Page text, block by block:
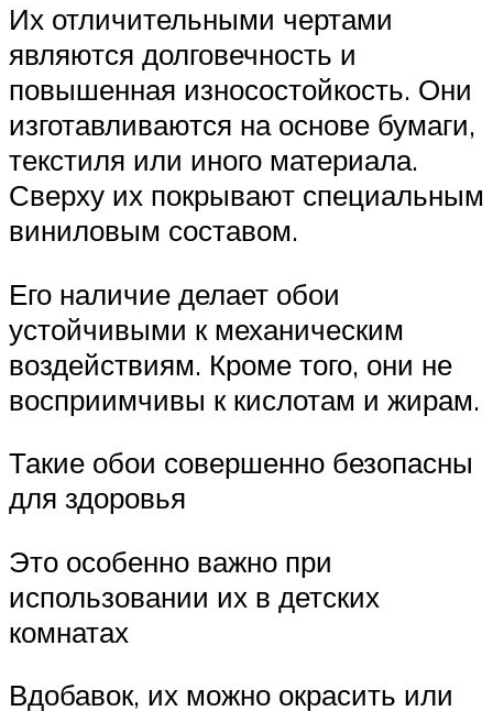
Их отличительными чертами
являются долговечность и
повышенная износостойкость. Они
изготавливаются на основе бумаги,
текстиля или иного материала.
Сверху их покрывают специальным
виниловым составом.
Его наличие делает обои
устойчивыми к механическим
воздействиям. Кроме того, они не
восприимчивы к кислотам и жирам.
Такие обои совершенно безопасны
для здоровья
Это особенно важно при
использовании их в детских
комнатах
Вдобавок, их можно окрасить или